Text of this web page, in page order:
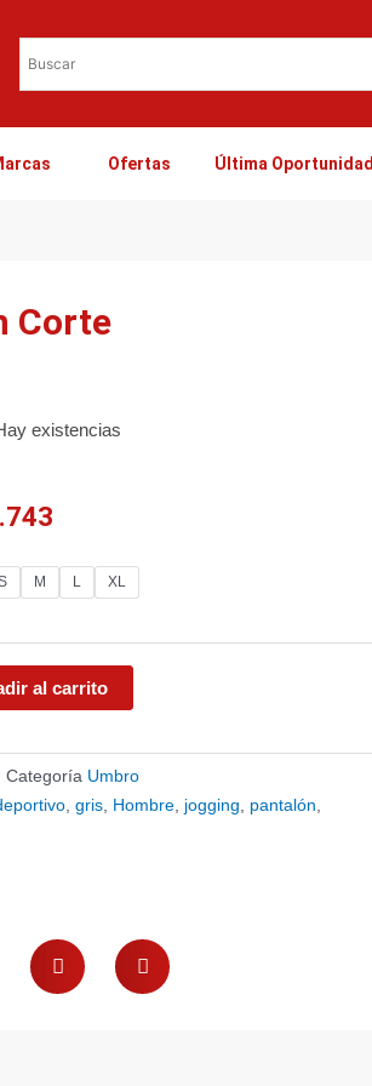
Ofertas Última Oportunidad
Corte
existencias
actual
es:
M L XL
al carrito
Categoría Umbro
,gris Hombre jogging pantalón